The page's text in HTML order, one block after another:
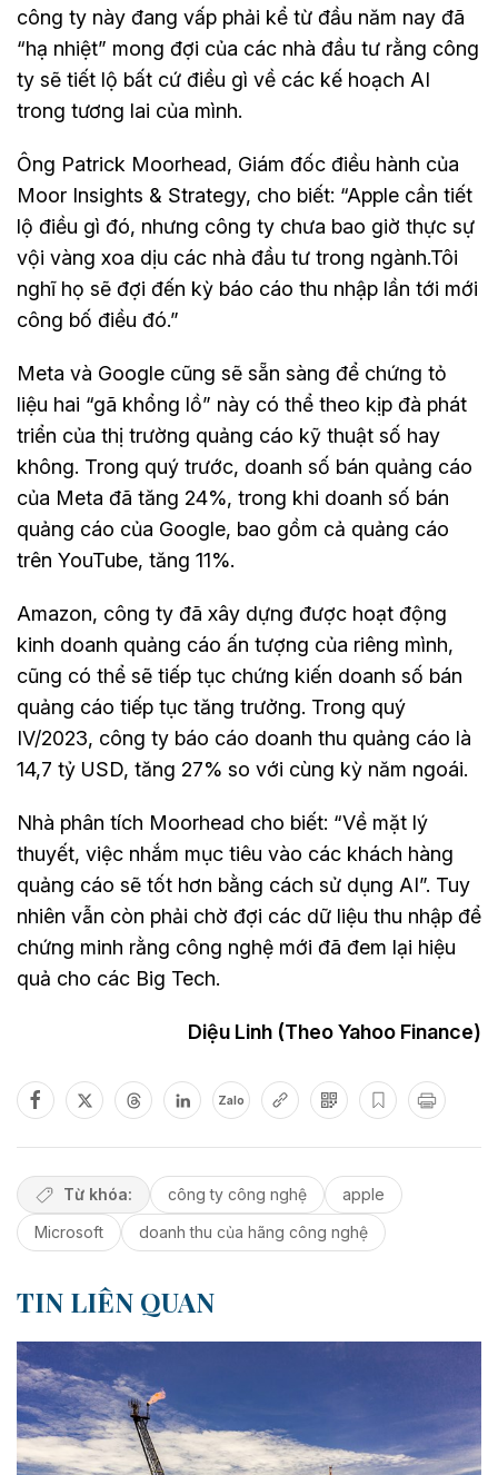
công ty này đang vấp phải kể từ đầu năm nay đã
“hạ nhiệt” mong đợi của các nhà đầu tư rằng công
ty sẽ tiết lộ bất cứ điều gì về các kế hoạch AI
trong tương lai của mình.
Ông Patrick Moorhead, Giám đốc điều hành của
Moor Insights & Strategy, cho biết: “Apple cần tiết
lộ điều gì đó, nhưng công ty chưa bao giờ thực sự
vội vàng xoa dịu các nhà đầu tư trong ngành.Tôi
nghĩ họ sẽ đợi đến kỳ báo cáo thu nhập lần tới mới
công bố điều đó.”
Meta và Google cũng sẽ sẵn sàng để chứng tỏ
liệu hai “gã khổng lồ” này có thể theo kịp đà phát
triển của thị trường quảng cáo kỹ thuật số hay
không. Trong quý trước, doanh số bán quảng cáo
của Meta đã tăng 24%, trong khi doanh số bán
quảng cáo của Google, bao gồm cả quảng cáo
trên YouTube, tăng 11%.
Amazon, công ty đã xây dựng được hoạt động
kinh doanh quảng cáo ấn tượng của riêng mình,
cũng có thể sẽ tiếp tục chứng kiến doanh số bán
quảng cáo tiếp tục tăng trưởng. Trong quý
IV/2023, công ty báo cáo doanh thu quảng cáo là
14,7 tỷ USD, tăng 27% so với cùng kỳ năm ngoái.
Nhà phân tích Moorhead cho biết: “Về mặt lý
thuyết, việc nhắm mục tiêu vào các khách hàng
quảng cáo sẽ tốt hơn bằng cách sử dụng AI”. Tuy
nhiên vẫn còn phải chờ đợi các dữ liệu thu nhập để
chứng minh rằng công nghệ mới đã đem lại hiệu
quả cho các Big Tech.
Diệu Linh (Theo Yahoo Finance)
Zalo
Từ khóa: công ty công nghệ
apple
Microsoft
doanh thu của hãng công nghệ
TIN LIÊN QUAN